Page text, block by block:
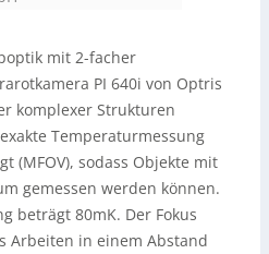
mit 2-facher
PI 640i von Optris
komplexer Strukturen
Temperaturmessung
(MFOV), sodass Objekte mit
gemessen werden können.
beträgt 80mK. Der Fokus
Arbeiten in einem Abstand